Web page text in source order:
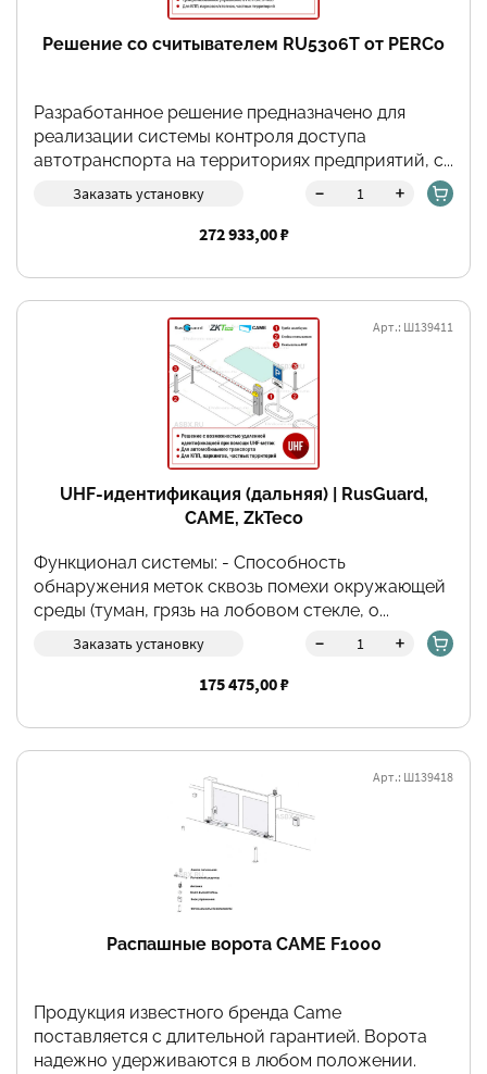
Решение со считывателем RU5306T от PERCo
Разработанное решение предназначено для
реализации системы контроля доступа
автотранспорта на территориях предприятий, с...
Заказать установку - +
272 933,00 ₽
UHF-идентификация (дальняя) | RusGuard,
CAME, ZkTeco
Арт.: Ш139411
Функционал системы: - Способность
обнаружения меток сквозь помехи окружающей
среды (туман, грязь на лобовом стекле, о...
Заказать установку - +
175 475,00 ₽
Распашные ворота CAME F1000
Арт.: Ш139418
Продукция известного бренда Came
поставляется с длительной гарантией. Ворота
надежно удерживаются в любом положении.